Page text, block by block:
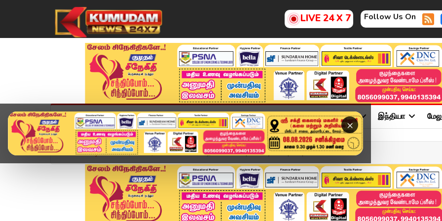
LIVE 24 X 7 Follow Us On
×
முகப்பு விளையாட்டு அண்மை தமிழ்நாடு சினிமா அரசியல் விளையாட்டு இந்தியா
Home வீடியோ ஸ்டோரி பிரபல கொள்ளையன் தப்பியோட்டம் | Rowdy Escaped | ...